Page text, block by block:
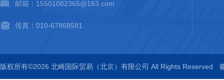
邮箱：15501082365@163.com
传真：010-67868581
版权所有©2026 北崎国际贸易（北京）有限公司 All Rights Reserved